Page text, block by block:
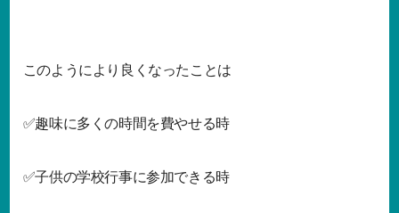
このようにより良くなったことは
✅趣味に多くの時間を費やせる時
✅子供の学校行事に参加できる時